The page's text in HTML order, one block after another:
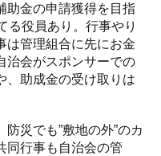
金の申請獲得を目指
る役員あり。行事やり
は管理組合に先にお金
治会がスポンサーでの
、助成金の受け取りは
災でも”敷地の外”のカ
同行事も自治会の管